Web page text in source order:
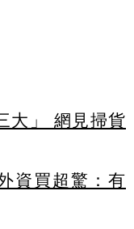
大」 網見掃貨
資買超驚：有